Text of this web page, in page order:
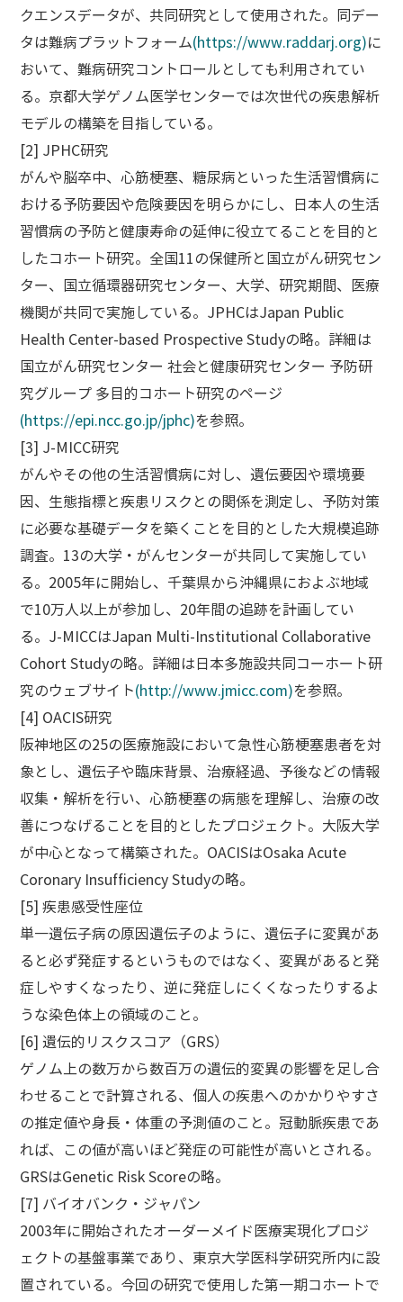
クエンスデータが、共同研究として使用された。同デー
タは難病プラットフォーム(https://www.raddarj.org)に
おいて、難病研究コントロールとしても利用されてい
る。京都大学ゲノム医学センターでは次世代の疾患解析
モデルの構築を目指している。
[2] JPHC研究
がんや脳卒中、心筋梗塞、糖尿病といった生活習慣病に
おける予防要因や危険要因を明らかにし、日本人の生活
習慣病の予防と健康寿命の延伸に役立てることを目的と
したコホート研究。全国11の保健所と国立がん研究セン
ター、国立循環器研究センター、大学、研究期間、医療
機関が共同で実施している。JPHCはJapan Public
Health Center-based Prospective Studyの略。詳細は
国立がん研究センター 社会と健康研究センター 予防研
究グループ 多目的コホート研究のページ
(https://epi.ncc.go.jp/jphc)を参照。
[3] J-MICC研究
がんやその他の生活習慣病に対し、遺伝要因や環境要
因、生態指標と疾患リスクとの関係を測定し、予防対策
に必要な基礎データを築くことを目的とした大規模追跡
調査。13の大学・がんセンターが共同して実施してい
る。2005年に開始し、千葉県から沖縄県におよぶ地域
で10万人以上が参加し、20年間の追跡を計画してい
る。J-MICCはJapan Multi-Institutional Collaborative
Cohort Studyの略。詳細は日本多施設共同コーホート研
究のウェブサイト(http://www.jmicc.com)を参照。
[4] OACIS研究
阪神地区の25の医療施設において急性心筋梗塞患者を対
象とし、遺伝子や臨床背景、治療経過、予後などの情報
収集・解析を行い、心筋梗塞の病態を理解し、治療の改
善につなげることを目的としたプロジェクト。大阪大学
が中心となって構築された。OACISはOsaka Acute
Coronary Insufficiency Studyの略。
[5] 疾患感受性座位
単一遺伝子病の原因遺伝子のように、遺伝子に変異があ
ると必ず発症するというものではなく、変異があると発
症しやすくなったり、逆に発症しにくくなったりするよ
うな染色体上の領域のこと。
[6] 遺伝的リスクスコア（GRS）
ゲノム上の数万から数百万の遺伝的変異の影響を足し合
わせることで計算される、個人の疾患へのかかりやすさ
の推定値や身長・体重の予測値のこと。冠動脈疾患であ
れば、この値が高いほど発症の可能性が高いとされる。
GRSはGenetic Risk Scoreの略。
[7] バイオバンク・ジャパン
2003年に開始されたオーダーメイド医療実現化プロジ
ェクトの基盤事業であり、東京大学医科学研究所内に設
置されている。今回の研究で使用した第一期コホートで